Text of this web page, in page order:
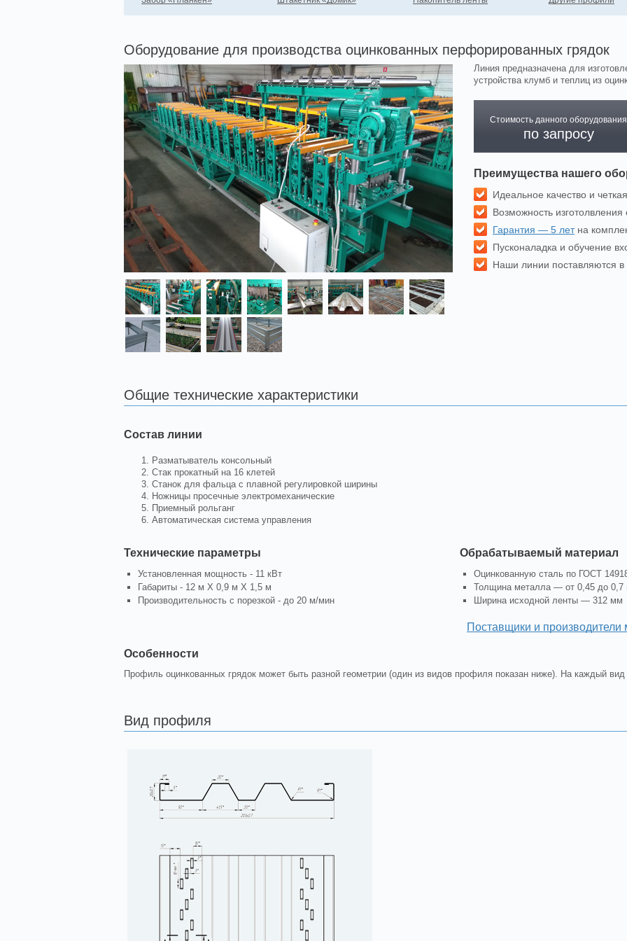
Оборудование для производства оцинкованных перфорированных грядок
Линия предназначена для
устройства клумб и теплиц из
Стоимость данного оборудования
по запросу
Преимущества нашего
Идеальное качество и
Возможность
Гарантия — 5 летна
Пусконаладка и обучение
Наши линии поставляются
Общие технические характеристики
Состав линии
Разматыватель консольный
Стак прокатный на 16 клетей
Станок для фальца с плавной регулировкой ширины
Ножницы просечные электромеханические
Приемный рольганг
Автоматическая система управления
Технические параметры
Установленная мощность - 11 кВт
Габариты - 12 м Х 0,9 м Х 1,5 м
Производительность с порезкой - до 20 м/мин
Обрабатываемый материал
Оцинкованную сталь по ГОСТ
Толщина металла — от 0,45 до
Ширина исходной ленты — 312 мм
Поставщики и производители
Особенности
Профиль оцинкованных грядок может быть разной геометрии (один из видов профиля показан ниже). На каждый вид
Вид профиля